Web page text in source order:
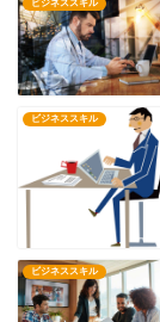
ビジネススキル
ビジネススキル
ビジネススキル